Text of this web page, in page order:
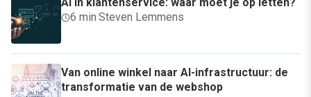
6 min·Steven Lemmens
Van online winkel naar AI-infrastructuur: de
transformatie van de webshop